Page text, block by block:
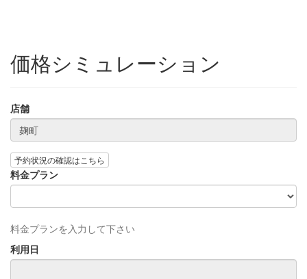
価格シミュレーション
店舗
予約状況の確認はこちら
料金プラン
料金プランを入力して下さい
利用日